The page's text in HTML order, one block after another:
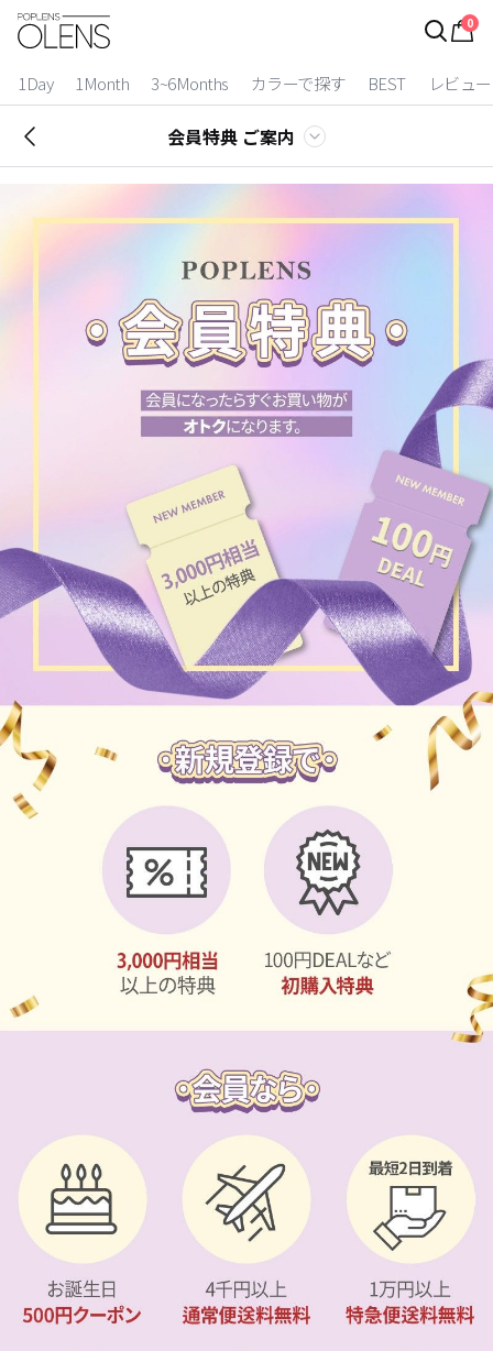
0
1Day 1Month 3~6Months カラーで探す BEST レビュー
ログイン
カラコン比較
今月限定特典
ベスト
装着期間
2 Weeks
3~6 Months
よりどりキット
チョコ
グレー
ブラック
ヘーゼル
グリーン
ピンク
乱視用
ケア用品
EYEしてる
カスタマーサービス
ショッピングガイド
アプリダウンロード
INSTAGRAM LINE
会員特典 ご案内